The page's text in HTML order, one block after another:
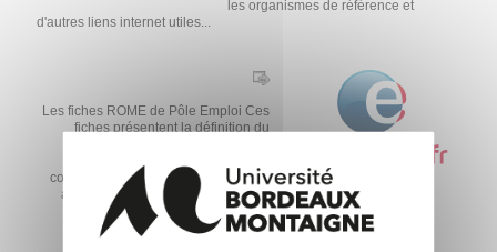
les organismes de référence et
d'autres liens internet utiles...
Les fiches ROME de Pôle Emploi Ces
fiches présentent la définition du
compétences communes de l'emploi
ainsi que les spécificités du métier.